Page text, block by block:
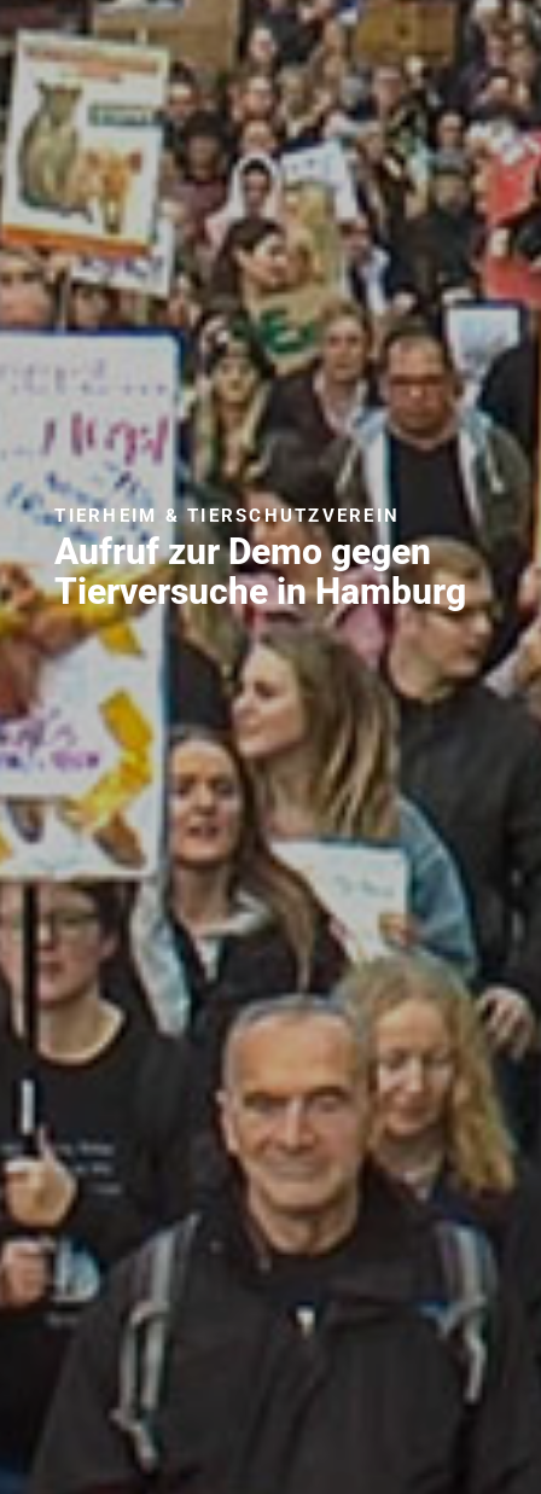
Aufruf zur Demo gegen
Tierversuche in Hamburg
TIERHEIM & TIERSCHUTZVEREIN